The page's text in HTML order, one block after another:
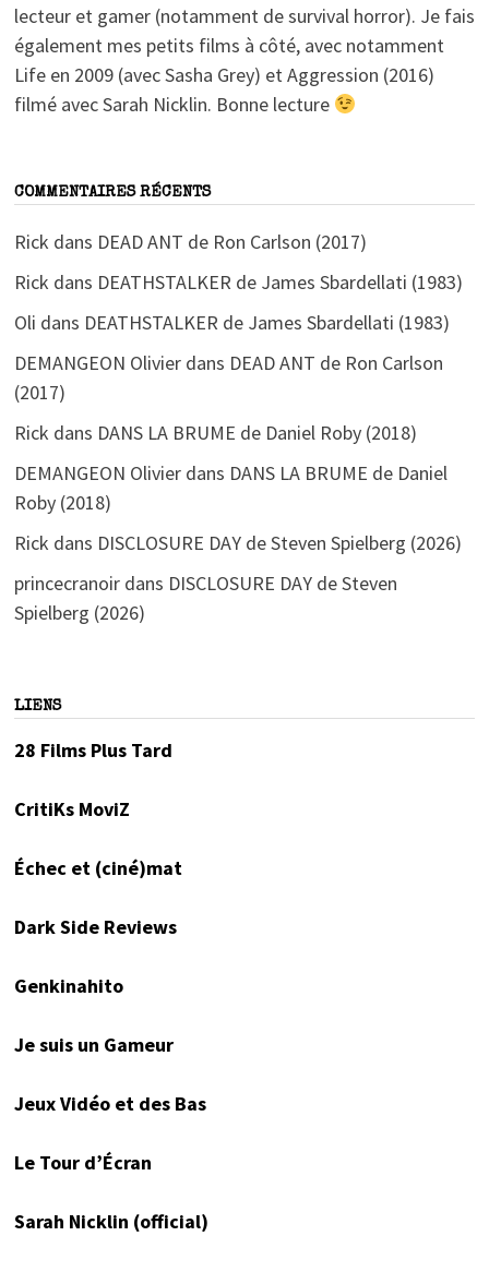
lecteur et gamer (notamment de survival horror). Je fais
également mes petits films à côté, avec notamment
Life en 2009 (avec Sasha Grey) et Aggression (2016)
filmé avec Sarah Nicklin. Bonne lecture
COMMENTAIRES RÉCENTS
Rick dans DEAD ANT de Ron Carlson (2017)
Rick dans DEATHSTALKER de James Sbardellati (1983)
Oli dans DEATHSTALKER de James Sbardellati (1983)
DEMANGEON Olivierdans DEAD ANT de Ron Carlson
(2017)
Rick dans DANS LA BRUME de Daniel Roby (2018)
DEMANGEON Olivierdans DANS LA BRUME de Daniel
Roby (2018)
Rick dans DISCLOSURE DAY de Steven Spielberg (2026)
princecranoirdans DISCLOSURE DAY de Steven
Spielberg (2026)
LIENS
28 Films Plus Tard
CritiKs MoviZ
Échec et (ciné)mat
Dark Side Reviews
Genkinahito
Je suis un Gameur
Jeux Vidéo et des Bas
Le Tour d’Écran
Sarah Nicklin (official)